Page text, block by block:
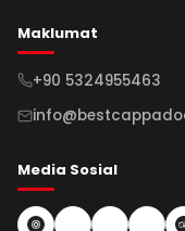
Maklumat
+90 5324955463
Media Sosial